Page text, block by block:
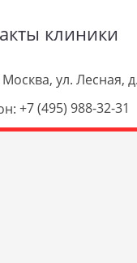
клиники
Москва, ул. Лесная,
+7 (495) 988-32-31